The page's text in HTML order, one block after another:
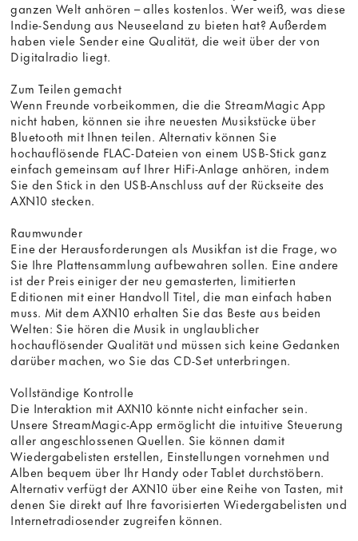
ganzen Welt anhören – alles kostenlos. Wer weiß, was diese
Indie-Sendung aus Neuseeland zu bieten hat? Außerdem
haben viele Sender eine Qualität, die weit über der von
Digitalradio liegt.
Zum Teilen gemacht
Wenn Freunde vorbeikommen, die die StreamMagic App
nicht haben, können sie ihre neuesten Musikstücke über
Bluetooth mit Ihnen teilen. Alternativ können Sie
hochauflösende FLAC-Dateien von einem USB-Stick ganz
einfach gemeinsam auf Ihrer HiFi-Anlage anhören, indem
Sie den Stick in den USB-Anschluss auf der Rückseite des
AXN10 stecken.
Raumwunder
Eine der Herausforderungen als Musikfan ist die Frage, wo
Sie Ihre Plattensammlung aufbewahren sollen. Eine andere
ist der Preis einiger der neu gemasterten, limitierten
Editionen mit einer Handvoll Titel, die man einfach haben
muss. Mit dem AXN10 erhalten Sie das Beste aus beiden
Welten: Sie hören die Musik in unglaublicher
hochauflösender Qualität und müssen sich keine Gedanken
darüber machen, wo Sie das CD-Set unterbringen.
Vollständige Kontrolle
Die Interaktion mit AXN10 könnte nicht einfacher sein.
Unsere StreamMagic-App ermöglicht die intuitive Steuerung
aller angeschlossenen Quellen. Sie können damit
Wiedergabelisten erstellen, Einstellungen vornehmen und
Alben bequem über Ihr Handy oder Tablet durchstöbern.
Alternativ verfügt der AXN10 über eine Reihe von Tasten, mit
denen Sie direkt auf Ihre favorisierten Wiedergabelisten und
Internetradiosender zugreifen können.